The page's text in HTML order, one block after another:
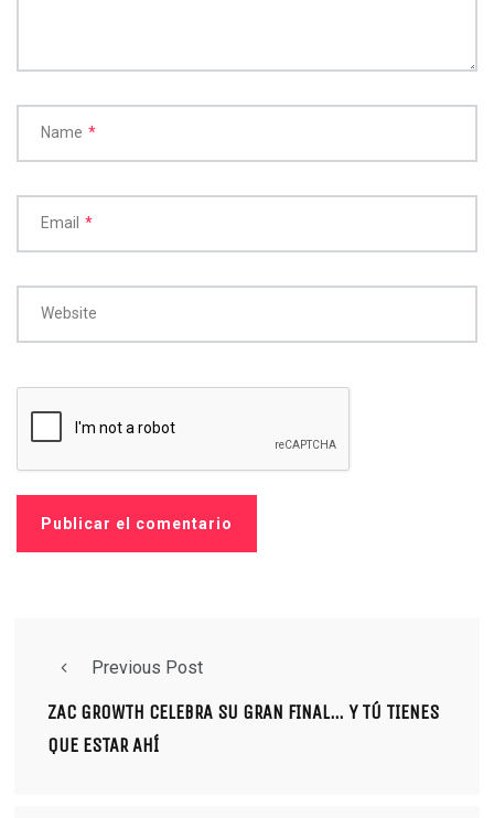
Name *
Email *
Website
Previous Post
ZAC GROWTH CELEBRA SU GRAN FINAL… Y TÚ TIENES
QUE ESTAR AHÍ